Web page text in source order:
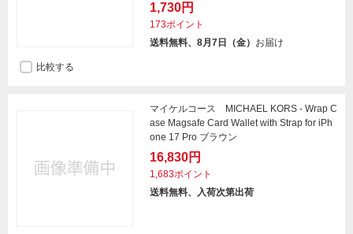
1,730円
173ポイント
送料無料、8月7日（金） お届け
比較する
マイケルコース MICHAEL KORS - Wrap C
ase Magsafe Card Wallet with Strap for iPh
one 17 Pro ブラウン
16,830円
1,683ポイント
送料無料、入荷次第出荷